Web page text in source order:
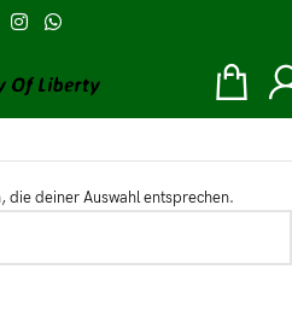
die deiner Auswahl entsprechen.